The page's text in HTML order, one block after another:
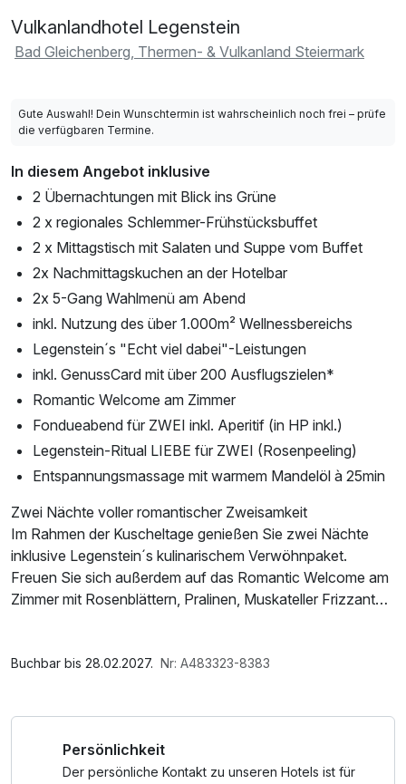
Vulkanlandhotel Legenstein
Bad Gleichenberg, Thermen- & Vulkanland Steiermark
Gute Auswahl! Dein Wunschtermin ist wahrscheinlich noch frei – prüfe
die verfügbaren Termine.
In diesem Angebot inklusive
2 Übernachtungen mit Blick ins Grüne
2 x regionales Schlemmer-Frühstücksbuffet
2 x Mittagstisch mit Salaten und Suppe vom Buffet
2x Nachmittagskuchen an der Hotelbar
2x 5-Gang Wahlmenü am Abend
inkl. Nutzung des über 1.000m² Wellnessbereichs
Legenstein´s "Echt viel dabei"-Leistungen
inkl. GenussCard mit über 200 Ausflugszielen*
Romantic Welcome am Zimmer
Fondueabend für ZWEI inkl. Aperitif (in HP inkl.)
Legenstein-Ritual LIEBE für ZWEI (Rosenpeeling)
Entspannungsmassage mit warmem Mandelöl à 25min
Zwei Nächte voller romantischer Zweisamkeit
Im Rahmen der Kuscheltage genießen Sie zwei Nächte
inklusive Legenstein´s kulinarischem Verwöhnpaket.
Freuen Sie sich außerdem auf das Romantic Welcome am
Zimmer mit Rosenblättern, Pralinen, Muskateller Frizzante
sinnliche Legenstein-Ritual „Liebe“, ein Rosen-
Legenstein´s "Echt viel dabei"-Leistungen:
Saunabenutzung, Saunatuch, Leihbademantel, Parkplatz, 1
Badetasche mit Bademantel und -tücher
Buchbar bis 28.02.2027. Nr: A483323-8383
Persönlichkeit
Der persönliche Kontakt zu unseren Hotels ist für